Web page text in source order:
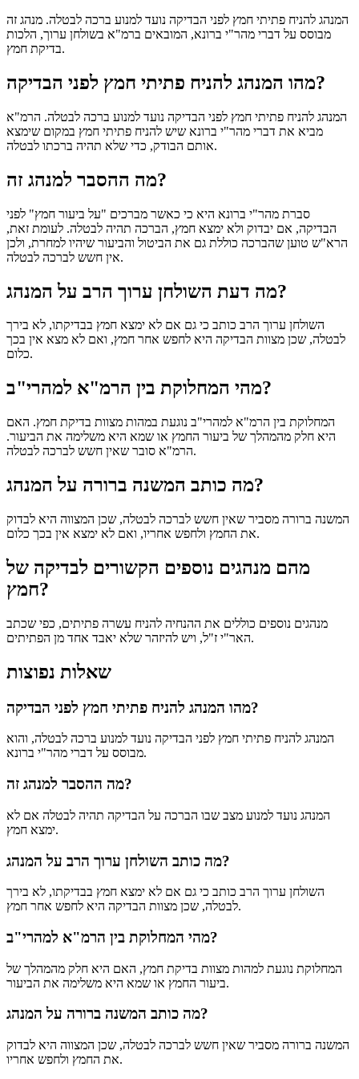
המנהג להניח פתיתי חמץ לפני הבדיקה נועד למנוע ברכה לבטלה. מנהג זה
מבוסס על דברי מהר"י ברונא, המובאים ברמ"א בשולחן ערוך, הלכות
בדיקת חמץ.
מהו המנהג להניח פתיתי חמץ לפני הבדיקה?
המנהג להניח פתיתי חמץ לפני הבדיקה נועד למנוע ברכה לבטלה. הרמ"א
מביא את דברי מהר"י ברונא שיש להניח פתיתי חמץ במקום שימצא
אותם הבודק, כדי שלא תהיה ברכתו לבטלה.
מה ההסבר למנהג זה?
סברת מהר"י ברונא היא כי כאשר מברכים "על ביעור חמץ" לפני
הבדיקה, אם יבדוק ולא ימצא חמץ, הברכה תהיה לבטלה. לעומת זאת,
הרא"ש טוען שהברכה כוללת גם את הביטול והביעור שיהיו למחרת, ולכן
אין חשש לברכה לבטלה.
מה דעת השולחן ערוך הרב על המנהג?
השולחן ערוך הרב כותב כי גם אם לא ימצא חמץ בבדיקתו, לא בירך
לבטלה, שכן מצוות הבדיקה היא לחפש אחר חמץ, ואם לא מצא אין בכך
כלום.
מהי המחלוקת בין הרמ"א למהרי"ב?
המחלוקת בין הרמ"א למהרי"ב נוגעת במהות מצוות בדיקת חמץ. האם
היא חלק מהמהלך של ביעור החמץ או שמא היא משלימה את הביעור.
הרמ"א סובר שאין חשש לברכה לבטלה.
מה כותב המשנה ברורה על המנהג?
המשנה ברורה מסביר שאין חשש לברכה לבטלה, שכן המצווה היא לבדוק
את החמץ ולחפש אחריו, ואם לא ימצא אין בכך כלום.
מהם מנהגים נוספים הקשורים לבדיקה של
חמץ?
מנהגים נוספים כוללים את ההנחיה להניח עשרה פתיתים, כפי שכתב
האר"י ז"ל, ויש להיזהר שלא יאבד אחד מן הפתיתים.
שאלות נפוצות
מהו המנהג להניח פתיתי חמץ לפני הבדיקה?
המנהג להניח פתיתי חמץ לפני הבדיקה נועד למנוע ברכה לבטלה, והוא
מבוסס על דברי מהר"י ברונא.
מה ההסבר למנהג זה?
המנהג נועד למנוע מצב שבו הברכה על הבדיקה תהיה לבטלה אם לא
ימצא חמץ.
מה כותב השולחן ערוך הרב על המנהג?
השולחן ערוך הרב כותב כי גם אם לא ימצא חמץ בבדיקתו, לא בירך
לבטלה, שכן מצוות הבדיקה היא לחפש אחר חמץ.
מהי המחלוקת בין הרמ"א למהרי"ב?
המחלוקת נוגעת למהות מצוות בדיקת חמץ, האם היא חלק מהמהלך של
ביעור החמץ או שמא היא משלימה את הביעור.
מה כותב המשנה ברורה על המנהג?
המשנה ברורה מסביר שאין חשש לברכה לבטלה, שכן המצווה היא לבדוק
את החמץ ולחפש אחריו.